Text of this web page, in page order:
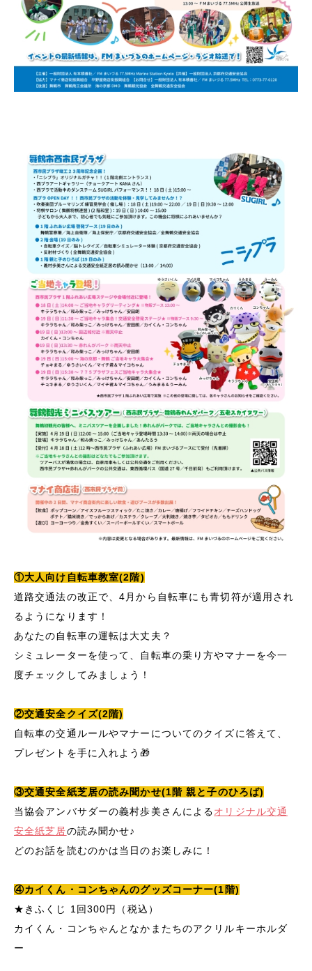
①大人向け自転車教室(2階)
道路交通法の改正で、4月から自転車にも青切符が適用され
るようになります！
あなたの自転車の運転は大丈夫？
シミュレーターを使って、自転車の乗り方やマナーを今一
度チェックしてみましょう！
②交通安全クイズ(2階)
自転車の交通ルールやマナーについてのクイズに答えて、
プレゼントを手に入れよう🎁
③交通安全紙芝居の読み聞かせ(1階 親と子のひろば)
当協会アンバサダーの義村歩美さんによるオリジナル交通
安全紙芝居の読み聞かせ♪
どのお話を読むのかは当日のお楽しみに！
④カイくん・コンちゃんのグッズコーナー(1階)
★きふくじ 1回300円
（税込）
カイくん・コンちゃんとなかまたちのアクリルキーホルダ
ー